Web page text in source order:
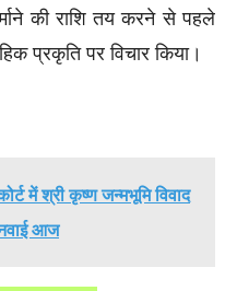
की राशि तय करने से पहले
प्रकृति पर विचार किया।
में श्री कृष्ण जन्मभूमि विवाद
आज